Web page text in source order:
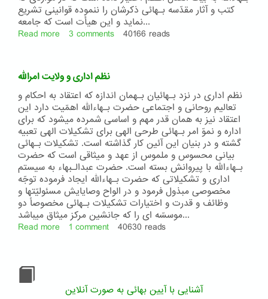
کتب و آثار مقدّسه بـهائى ذکرشان را ننموده قوانينى تشريع
نمايد و اين هيأت است که جامعه...
Read more about
عالی
ترین
مرکز
اداری
و
روحانی
امر
بهائی
3 comments 40166 reads
نظم اداری و ولایت امرالله
نظم ا‌‌دارى در نزد بـهائيان بـهمان اندازه که اعتقاد به احکام و
تعاليم روحانى و اجتماعى حضرت بـهاءالله اهمّيت دارد اين
اعتقاد نيز به همان قدر مهم و اساسى شمرده ميشود که براى
اداره و نموّ امر بـهائى طرحى الهی برای تشکيلات الهى تعبيه
گشته و در بنيان اين آئين کار گذاشته است. تشکيلات بـهائى
بيانى محسوس و ملموس از عهد و ميثاقی است که حضرت
بـهاءالله با پيروانش بسته است. حضرت عبدالـبهاء به سيستم
ادارى و تشکيلاتى که حضرت بـهاءالله ايجاد فرموده توجّه
مخصوصى مبذول فرمود و در الواح وصايايش مسئوليّتها و
وظائف و قدرت و اختيارات تشکيلات بـهائى مخصوصاً دو
موسسّه ای را که جانشين مرکز ميثاق ميباشد...
Read more about
امرالله
1 comment 40630 reads
آشنایی با آیین بهائی به صورت آنلاین